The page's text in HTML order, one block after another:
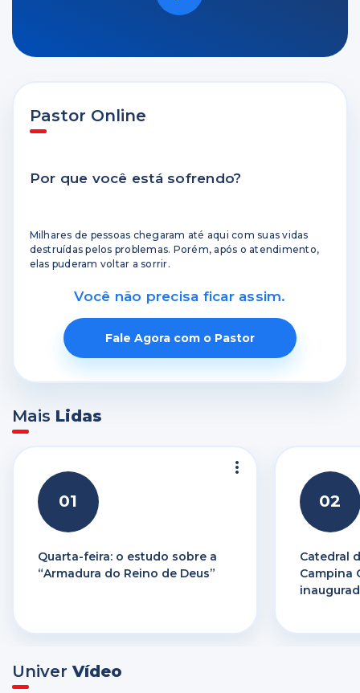
Pastor Online
Por que você está sofrendo?
Milhares de pessoas chegaram até aqui com suas vidas
destruídas pelos problemas. Porém, após o atendimento,
elas puderam voltar a sorrir.
Você não precisa ficar assim.
Fale Agora com o Pastor
Mais Lidas
01
Quarta-feira: o estudo sobre a
“Armadura do Reino de Deus”
02
Catedral
Campina
Univer Vídeo